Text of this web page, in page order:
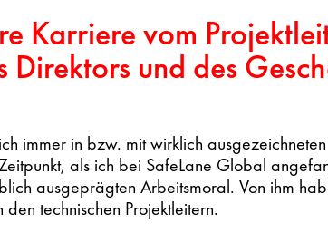
Karriere vom
Direktors und des
immer in bzw. mit wirklich
als ich bei SafeLane Global
ausgeprägten Arbeitsmoral. Von ihm
technischen Projektleitern.